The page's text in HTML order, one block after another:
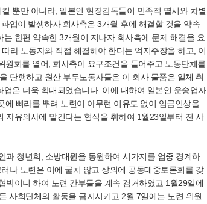
뿐만 아니라, 일본인 현장감독들이 민족적 멸시와 차별
업이 발생하자 회사측은 3개월 후에 해결할 것을 약속
한편 약속한 3개월이 지나자 회사측에 문제 해결을 요
라 노동자와 직접 해결해야 한다는 억지주장을 하고, 이
원회를 열어, 회사측이 요구조건을 들어주고 노동단체를
단행하고 원산 부두노동자들은 이 회사 물품은 일체 취
은 더욱 확대되었습니다. 이에 대하여 일본인 운송업자
삐라를 뿌려 노련이 아무런 이유도 없이 임금인상을
자유의사에 맡긴다는 형식을 취하여 1월23일부터 전 사
청년회, 소방대원을 동원하여 시가지를 엄중 경계하
나 노련은 이에 굴치 않고 상의에 공동대중토론회를 갖
이니 하여 노련 간부들을 계속 검거하였고 1월29일에
사회단체의 활동을 금지시키고 2월 7일에는 노련 위원